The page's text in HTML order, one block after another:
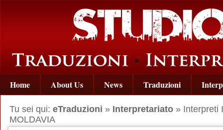
Home About Us News Traduzioni
Tu sei qui: eTraduzioni » Interpretariato » Interpreti
MOLDAVIA